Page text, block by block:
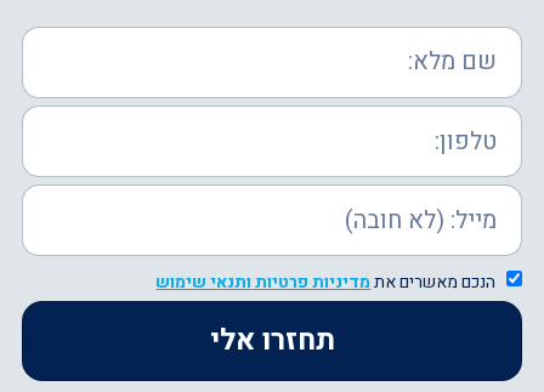
הנכם מאשרים אתמדיניות פרטיותותנאי שימוש
תחזרו אלי